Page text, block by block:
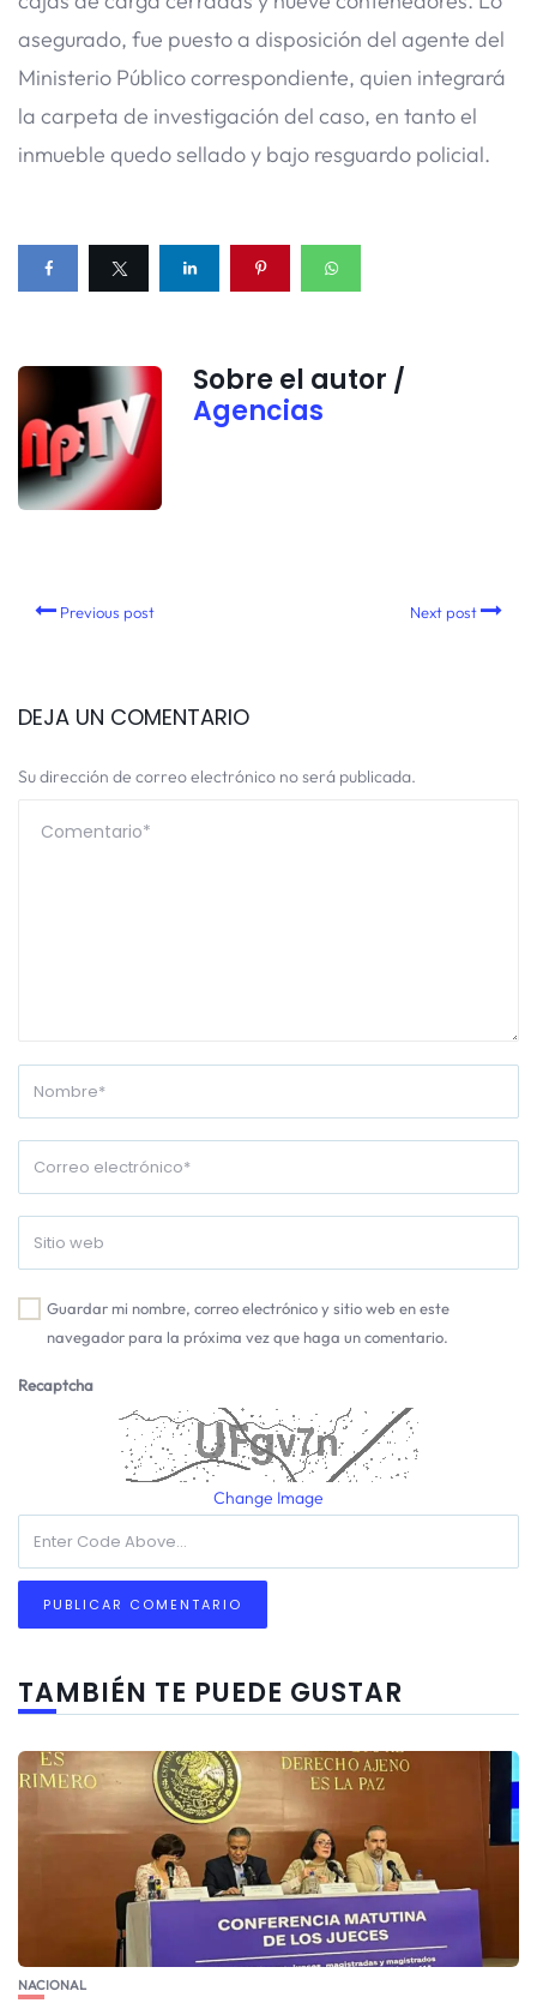
asegurado, fue puesto a disposición del agente del
Ministerio Público correspondiente, quien integrará
la carpeta de investigación del caso, en tanto el
inmueble quedo sellado y bajo resguardo policial.
Sobre el autor /
Agencias
Previous post Next post
DEJA UN COMENTARIO
Su dirección de correo electrónico no será publicada.
Guardar mi nombre, correo electrónico y sitio web en este
navegador para la próxima vez que haga un comentario.
Recaptcha
Change Image
TAMBIÉN TE PUEDE GUSTAR
NACIONAL